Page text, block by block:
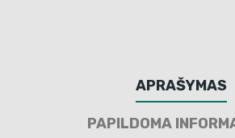
APRAŠYMAS
PAPILDOMA